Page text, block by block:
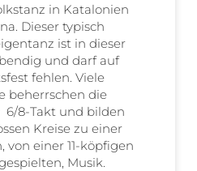
in Katalonien
Dieser typisch
ist in dieser
und darf auf
fehlen. Viele
beherrschen die
6/8-Takt und bilden
Kreise zu einer
von einer 11-köpfigen
Musik.